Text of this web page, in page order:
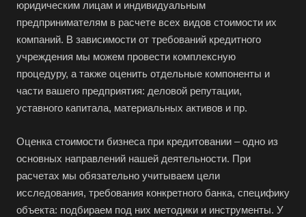
юридическим лицам и индивидуальным
предпринимателям в расчете всех видов стоимости их
компаний. В зависимости от требований кредитного
учреждения мы можем провести комплексную
процедуру, а также оценить отдельные компоненты и
части вашего предприятия: деловой репутации,
уставного капитала, материальных активов и пр.
Оценка стоимости бизнеса при кредитовании – одно из
основных направлений нашей деятельности. При
расчетах мы обязательно учитываем цели
исследования, требования конкретного банка, специфику
объекта: подбираем под них методики и инструменты. У
Абакан
Абдулино
Абинск
Азов
Аксай